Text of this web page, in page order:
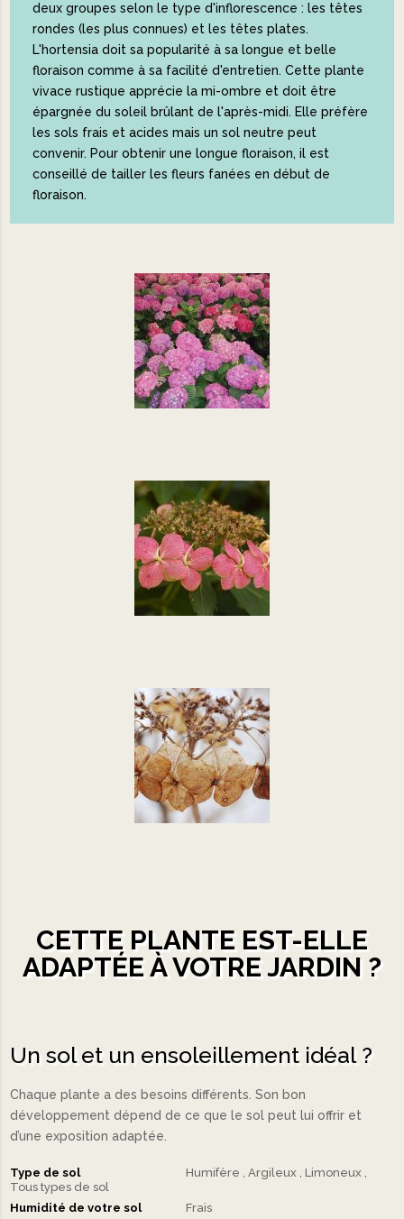
deux groupes selon le type d'inflorescence : les têtes
rondes (les plus connues) et les têtes plates.
L'hortensia doit sa popularité à sa longue et belle
floraison comme à sa facilité d'entretien. Cette plante
vivace rustique apprécie la mi-ombre et doit être
épargnée du soleil brûlant de l'après-midi. Elle préfère
les sols frais et acides mais un sol neutre peut
convenir. Pour obtenir une longue floraison, il est
conseillé de tailler les fleurs fanées en début de
floraison.
CETTE PLANTE EST-ELLE
ADAPTÉE À VOTRE JARDIN ?
Un sol et un ensoleillement idéal ?
Chaque plante a des besoins différents. Son bon
développement dépend de ce que le sol peut lui offrir et
d’une exposition adaptée.
Type de sol Humifère Argileux Limoneux
Tous types de sol
Humidité de votre sol
Frais